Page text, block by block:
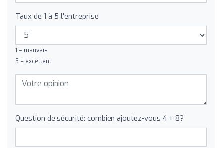
Taux de 1 à 5 l'entreprise
1 = mauvais
5 = excellent
Question de sécurité: combien ajoutez-vous 4 + 8?